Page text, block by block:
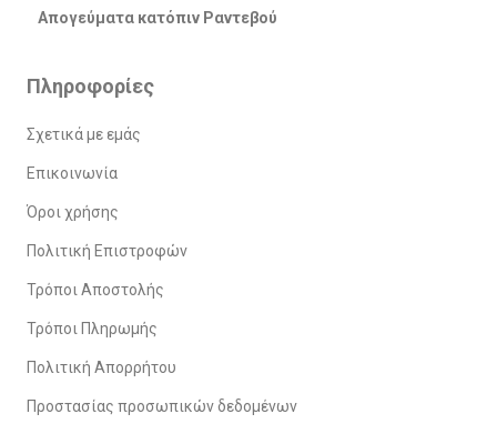
Απογεύματα κατόπιν Ραντεβού
Πληροφορίες
Σχετικά με εμάς
Επικοινωνία
Όροι χρήσης
Πολιτική Επιστροφών
Τρόποι Αποστολής
Τρόποι Πληρωμής
Πολιτική Απορρήτου
Προστασίας προσωπικών δεδομένων